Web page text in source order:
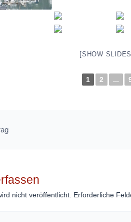
[SHOW
1 2 ...
nicht veröffentlicht. Erforderliche